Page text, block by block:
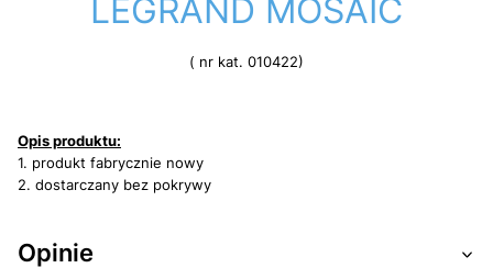
LEGRAND MOSAIC
( nr kat. 010422)
Opis produktu:
1. produkt fabrycznie nowy
2. dostarczany bez pokrywy
Opinie